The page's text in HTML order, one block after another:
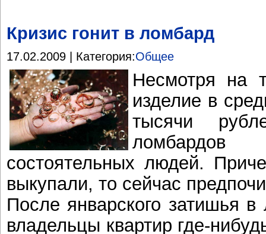
Кризис гонит в ломбард
17.02.2009 | Категория:Общее
Несмотря на
изделие в
тысячи
состоятельных людей.
выкупали, то сейчас
После январского затишья
владельцы квартир где-